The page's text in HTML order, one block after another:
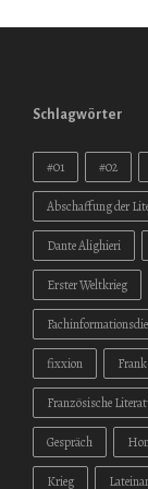
Schlagwörter
#01 #02
Abschaffung der
Dante Alighieri
Erster Weltkrieg
fixxion
Französische
Gespräch
Krieg